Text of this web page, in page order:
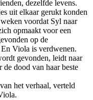
dezelfde levens.
uit elkaar gerukt konden
voordat Syl naar
opmaakt voor een
op de
Viola is verdwenen.
gevonden, leidt naar
dood van haar beste
het verhaal, verteld